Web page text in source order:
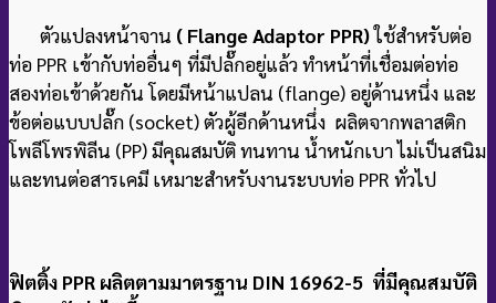
ตัวแปลงหน้าจาน ( Flange Adaptor PPR)ใช้สำหรับต่อ
ท่อ PPR เข้ากับท่ออื่นๆ ที่มีปลั๊กอยู่แล้ว ทำหน้าที่เชื่อมต่อท่อ
สองท่อเข้าด้วยกัน โดยมีหน้าแปลน (flange) อยู่ด้านหนึ่ง และ
ข้อต่อแบบปลั๊ก (socket) ตัวผู้อีกด้านหนึ่ง ผลิตจากพลาสติก
โพลีโพรพิลีน (PP) มีคุณสมบัติ ทนทาน น้ำหนักเบา ไม่เป็นสนิม
และทนต่อสารเคมี เหมาะสำหรับงานระบบท่อ PPR ทั่วไป
ฟิตติ้ง PPR ผลิตตามมาตรฐาน DIN 16962-5 ที่มีคุณสมบัติ